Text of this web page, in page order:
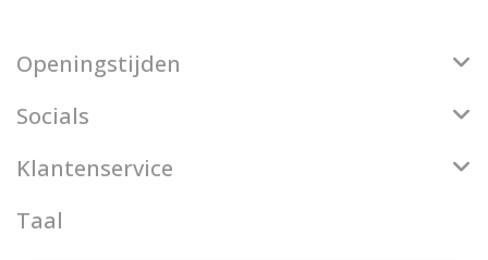
Openingstijden
Socials
Klantenservice
Taal